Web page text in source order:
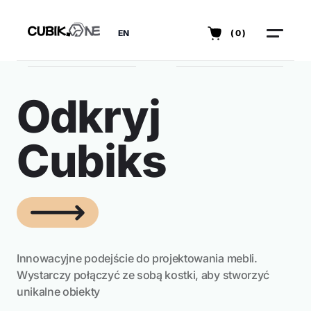
EN (0)
Odkryj
Cubiks
Innowacyjne podejście do projektowania mebli.
Wystarczy połączyć ze sobą kostki, aby stworzyć
unikalne obiekty